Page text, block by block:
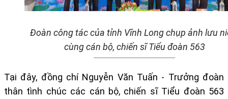
Đoàn công tác của tỉnh Vĩnh Long chụp ảnh lưu
cùngcán bộ, chiến sĩTiểu đoàn 563
Tại đây, đồng chí Nguyễn Văn Tuấn - Trưởng đoàn
thân tình chúc các cán bộ, chiến sĩ Tiểu đoàn 563